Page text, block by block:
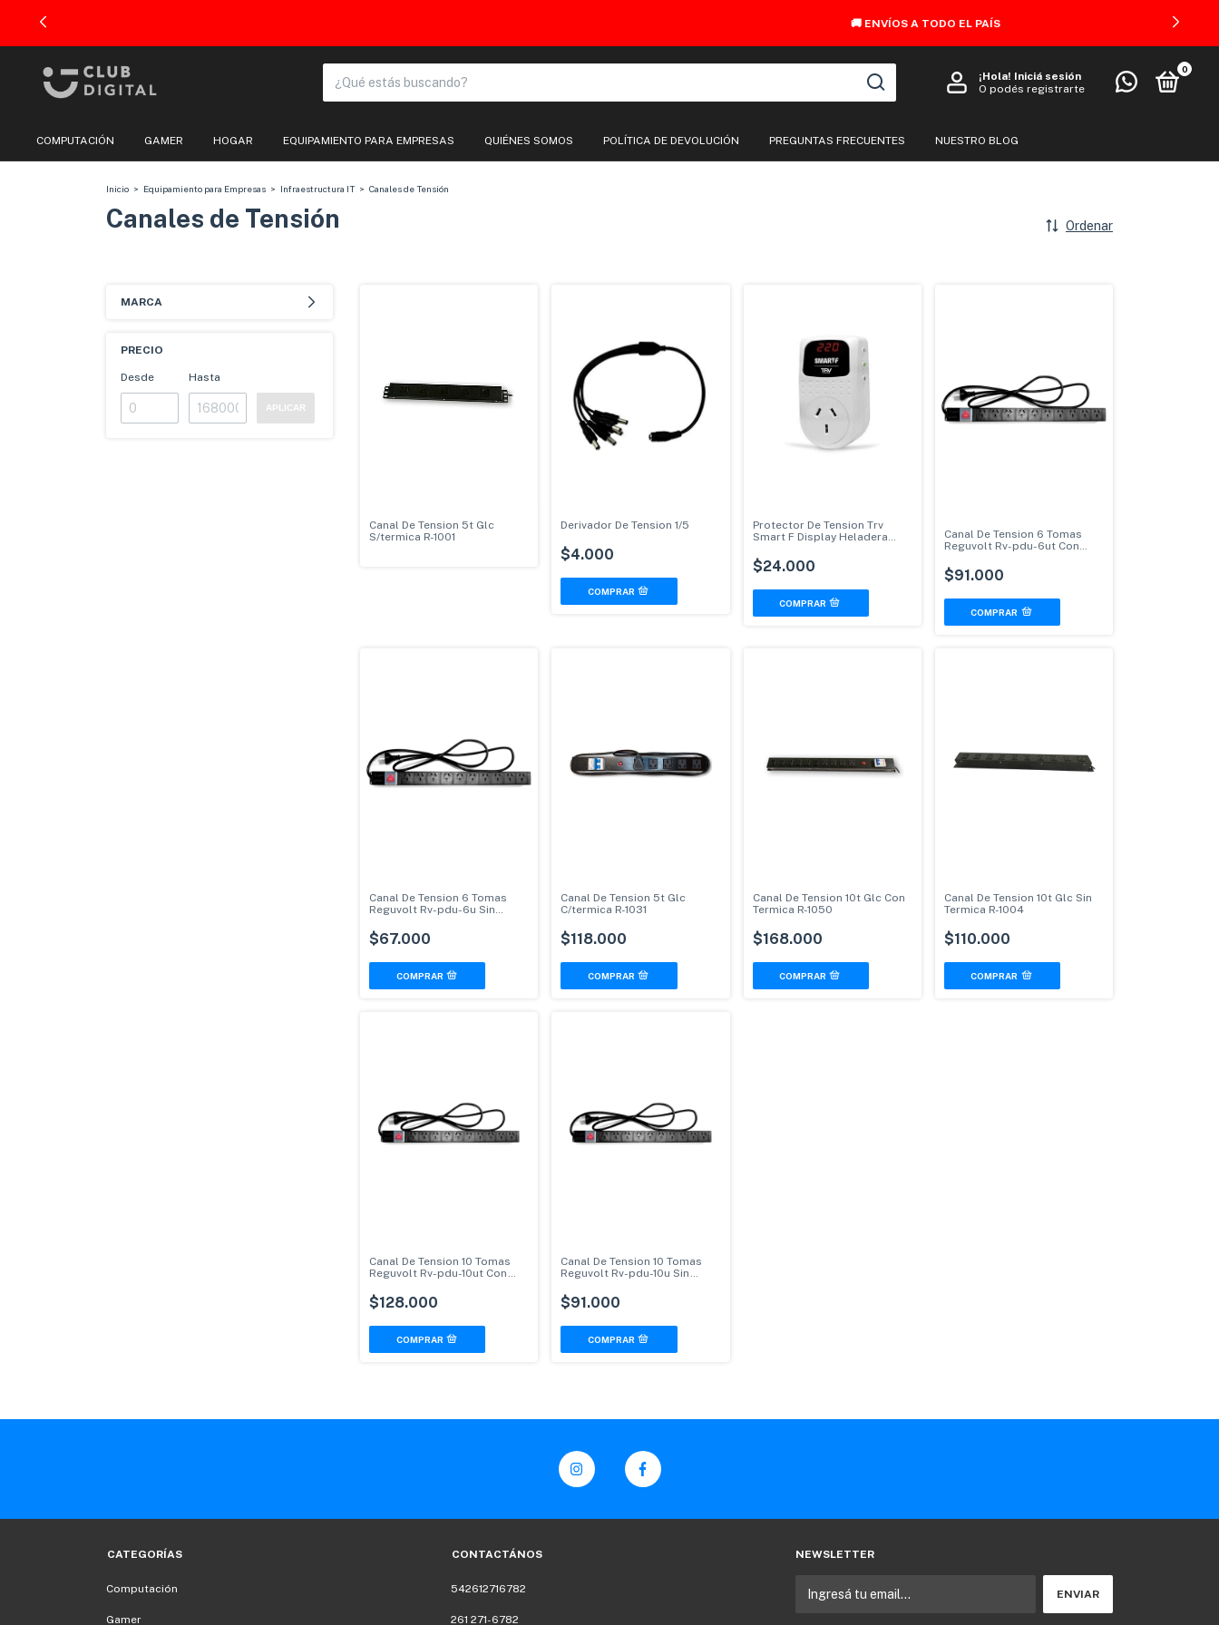
¡Hola! Iniciá sesión
O podés registrarte
0
COMPUTACIÓN GAMER HOGAR EQUIPAMIENTO PARA EMPRESAS QUIÉNES SOMOS POLÍTICA DE DEVOLUCIÓN PREGUNTAS FRECUENTES NUESTRO BLOG
Inicio > Equipamiento para Empresas > Infraestructura IT > Canales de Tensión
Canales de Tensión Ordenar
MARCA
PRECIO
Desde Hasta
APLICAR
Canal De Tension 5t Glc
S/termica R-1001
Derivador De Tension 1/5
$4.000
Protector De Tension Trv
Smart F Display Heladera
$24.000
Canal De Tension 6 Tomas
Reguvolt Rv-pdu-6ut Con
$91.000
Canal De Tension 6 Tomas
Reguvolt Rv-pdu-6u Sin
$67.000
Canal De Tension 5t Glc
C/termica R-1031
$118.000
Canal De Tension 10t Glc Con
Termica R-1050
$168.000
Canal De Tension 10t Glc Sin
Termica R-1004
$110.000
Canal De Tension 10 Tomas
Reguvolt Rv-pdu-10ut Con
$128.000
Canal De Tension 10 Tomas
Reguvolt Rv-pdu-10u Sin
$91.000
CATEGORÍAS
Computación
Gamer
CONTACTÁNOS
542612716782
261 271-6782
NEWSLETTER